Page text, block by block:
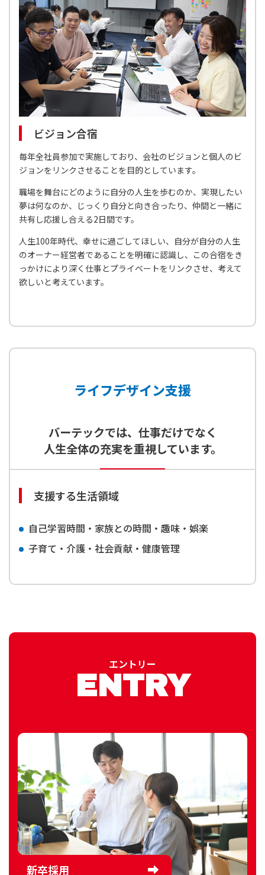
ビジョン合宿
毎年全社員参加で実施しており、会社のビジョンと個人のビ
ジョンをリンクさせることを目的としています。
職場を舞台にどのように自分の人生を歩むのか、実現したい
夢は何なのか、じっくり自分と向き合ったり、仲間と一緒に
共有し応援し合える2日間です。
人生100年時代、幸せに過ごしてほしい、自分が自分の人生
のオーナー経営者であることを明確に認識し、この合宿をき
っかけにより深く仕事とプライベートをリンクさせ、考えて
欲しいと考えています。
ライフデザイン支援
バーテックでは、仕事だけでなく
人生全体の充実を重視しています。
支援する生活領域
自己学習時間・家族との時間・趣味・娯楽
子育て・介護・社会貢献・健康管理
エントリー
ENTRY
新卒採用